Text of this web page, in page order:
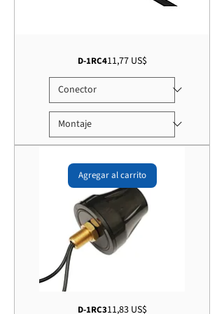
D-1RC4Precio
11,77 US$
Agregar al carrito
D-1RC3Precio
11,83 US$